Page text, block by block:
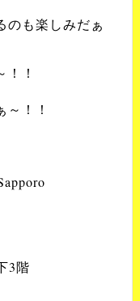
のも楽しみだぁ
！
！！
3階